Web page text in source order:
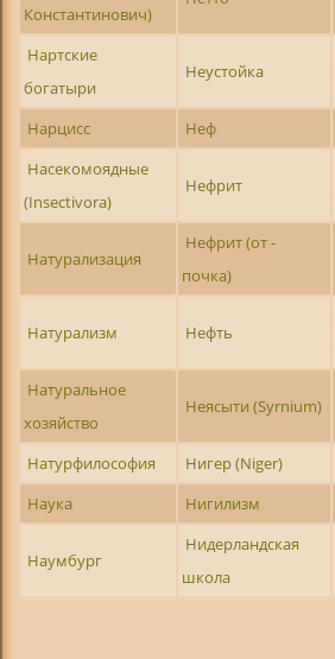
Константинович)
Нартские
богатыри
Неустойка
Нарцисс Неф
Насекомоядные
(Insectivora)
Нефрит
Натурализация
Нефрит (от -
почка)
Натурализм Нефть
Натуральное
хозяйство
Неясыти (Syrnium)
Натурфилософия
Нигер (Niger)
Наука
Нигилизм
Наумбург
Нидерландская
школа